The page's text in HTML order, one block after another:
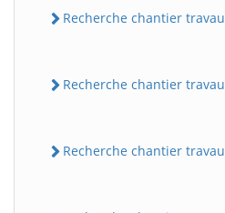
Recherche chantier
Recherche chantier
Recherche chantier